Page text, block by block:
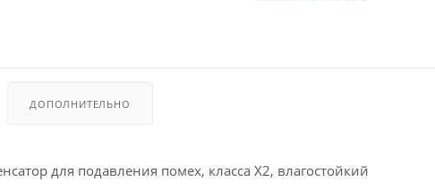
ДОПОЛНИТЕЛЬНО
для подавления помех, класса X2, влагостойкий